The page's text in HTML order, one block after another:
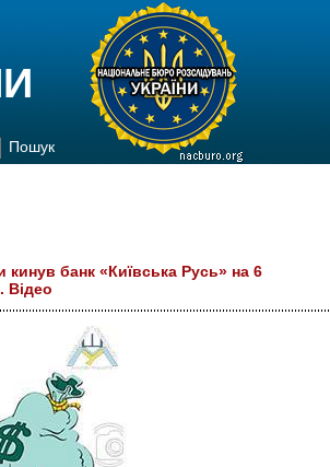
Пошук
кинув банк «Київська Русь» на 6
Відео